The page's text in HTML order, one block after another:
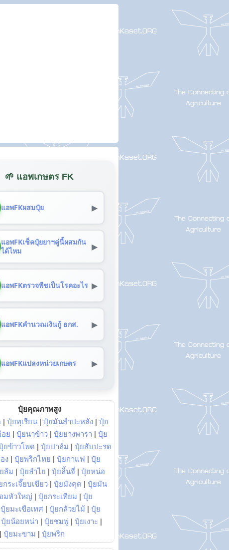
🌱 แอพเกษตร FK
แอพFKผสมปุ๋ย ▶
แอพFKเช็คปุ๋ยยาฯคู่นี้ผสมกัน
ได้ไหม
▶
แอพFKตรวจพืชเป็นโรคอะไร ▶
แอพFKคำนวณเงินกู้ ธกส. ▶
แอพFKแปลงหน่วยเกษตร ▶
ปุ๋ยคุณภาพสูง
| ปุ๋ยทุเรียน | ปุ๋ยมันสำปะหลัง | ปุ๋ย
ย | ปุ๋ยนาข้าว | ปุ๋ยยางพารา | ปุ๋ย
ยข้าวโพด | ปุ๋ยปาล์ม | ปุ๋ยสับปะรด
ง | ปุ๋ยพริกไทย | ปุ๋ยกาแฟ | ปุ๋ย
ส้ม | ปุ๋ยลำไย | ปุ๋ยลิ้นจี่ | ปุ๋ยหน่อ
กระเจี๊ยบเขียว | ปุ๋ยมังคุด | ปุ๋ยมัน
มหัวใหญ่ | ปุ๋ยกระเทียม | ปุ๋ย
ปุ๋ยมะเขือเทศ | ปุ๋ยกล้วยไม้ | ปุ๋ย
ปุ๋ยน้อยหน่า | ปุ๋ยชมพู่ | ปุ๋ยเงาะ |
| ปุ๋ยมะขาม | ปุ๋ยพริก